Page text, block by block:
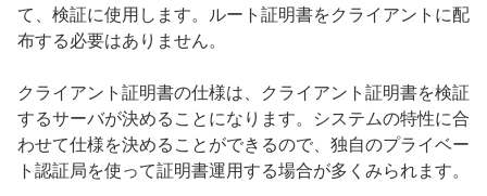
て、検証に使用します。ルート証明書をクライアントに配
布する必要はありません。
クライアント証明書の仕様は、クライアント証明書を検証
するサーバが決めることになります。システムの特性に合
わせて仕様を決めることができるので、独自のプライベー
ト認証局を使って証明書運用する場合が多くみられます。